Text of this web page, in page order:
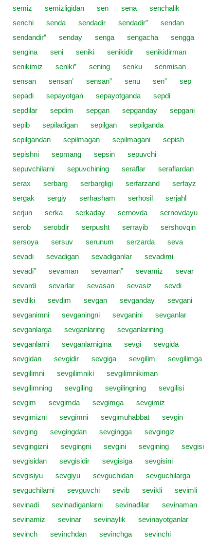
semiz
semizligidan sen sena
senchalik
senchi
senda sendadir sendadir”
sendan
sendandir”
senday senga sengacha
sengga
sengina
seni seniki senikidir
senikidirman
senikimiz
seniki” sening senku
senmisan
sensan
sensan’ sensan” senu sen”
sep
sepadi
sepayotgan sepayotganda
sepdi
sepdilar
sepdim sepgan sepganday
sepgani
sepib
sepiladigan sepilgan
sepilganda
sepilgandan
sepilmagan sepilmagani
sepish
sepishni
sepmang sepsin
sepuvchi
sepuvchilarni
sepuvchining seraflar
seraflardan
serax
serbarg serbargligi serfarzand
serfayz
sergak
sergiy serhasham serhosil
serjahl
serjun
serka serkaday sernovda
sernovdayu
serob
serobdir serpusht serrayib
sershovqin
sersoya
sersuv serunum serzarda
seva
sevadi
sevadigan sevadiganlar
sevadimi
sevadi”
sevaman sevaman” sevamiz
sevar
sevardi
sevarlar sevasan sevasiz
sevdi
sevdiki
sevdim sevgan sevganday
sevgani
sevganimni
sevganingni sevganini
sevganlar
sevganlarga
sevganlaring
sevganlarining
sevganlarni
sevganlarnigina sevgi
sevgida
sevgidan
sevgidir sevgiga sevgilim
sevgilimga
sevgilimni
sevgilimniki
sevgilimnikiman
sevgilimning
sevgiling sevgilingning
sevgilisi
sevgim
sevgimda sevgimga
sevgimiz
sevgimizni
sevgimni sevgimuhabbat
sevgin
sevging
sevgingdan sevgingga
sevgingiz
sevgingizni
sevgingni sevgini sevgining
sevgisi
sevgisidan
sevgisidir sevgisiga
sevgisini
sevgisiyu
sevgiyu sevguchidan
sevguchilarga
sevguchilarni
sevguvchi sevib sevikli
sevimli
sevinadi
sevinadiganlarni sevinadilar
sevinaman
sevinamiz
sevinar sevinaylik
sevinayotganlar
sevinch
sevinchdan sevinchga sevinchi